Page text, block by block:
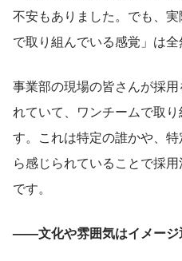
不安もありました。でも、
で取り組んでいる感覚」は全
事業部の現場の皆さんが採用
れていて、ワンチームで取
す。これは特定の誰かや、
ら感じられていることで採
です。
——文化や雰囲気はイメージ